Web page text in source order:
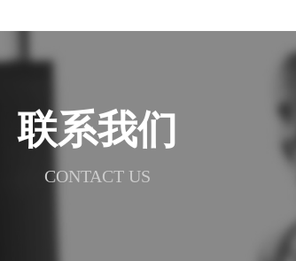
联系我们
CONTACT US